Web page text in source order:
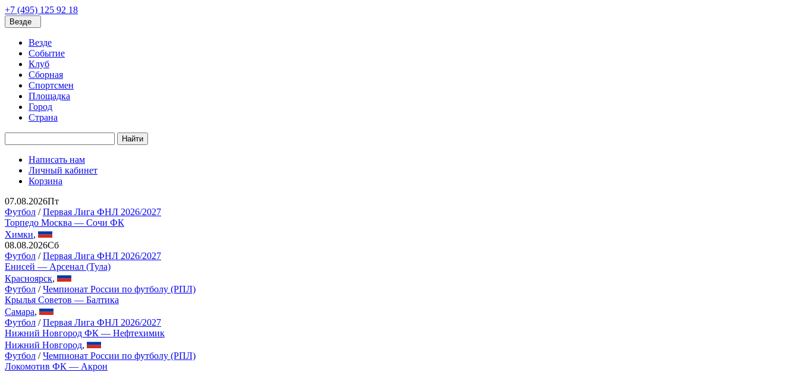
+7 (495) 125 92 18
Везде
Везде
Событие
Клуб
Сборная
Спортсмен
Площадка
Город
Страна
Найти
Написать нам
Личный кабинет
Корзина
07.08.2026Пт
Футбол /Первая Лига ФНЛ 2026/2027
Торпедо Москва — Сочи ФК
Химки,
08.08.2026Сб
Футбол /Первая Лига ФНЛ 2026/2027
Енисей — Арсенал (Тула)
Красноярск,
Футбол /Чемпионат России по футболу (РПЛ)
Крылья Советов — Балтика
Самара,
Футбол /Первая Лига ФНЛ 2026/2027
Нижний Новгород ФК — Нефтехимик
Нижний Новгород,
Футбол /Чемпионат России по футболу (РПЛ)
Локомотив ФК — Акрон